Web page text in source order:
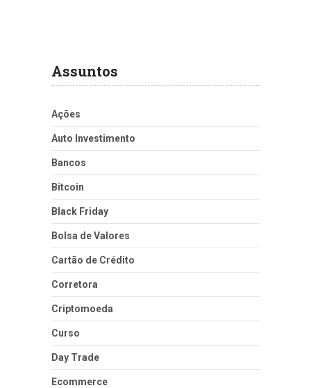
Assuntos
Ações
Auto Investimento
Bancos
Bitcoin
Black Friday
Bolsa de Valores
Cartão de Crédito
Corretora
Criptomoeda
Curso
Day Trade
Ecommerce